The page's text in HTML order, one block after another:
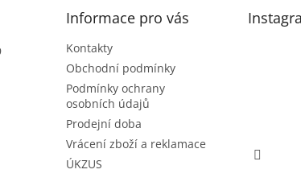
Informace pro vás
Kontakty
Obchodní podmínky
Podmínky ochrany
osobních údajů
Prodejní doba
Vrácení zboží a reklamace
ÚKZUS